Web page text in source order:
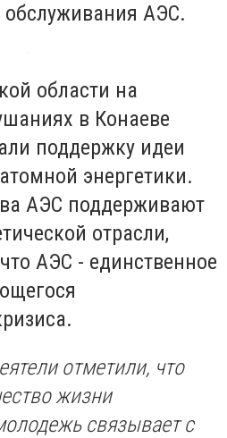
обслуживания АЭС.
области на
в Конаеве
поддержку идеи
энергетики.
АЭС поддерживают
отрасли,
АЭС - единственное
отметили, что
жизни
связывает с